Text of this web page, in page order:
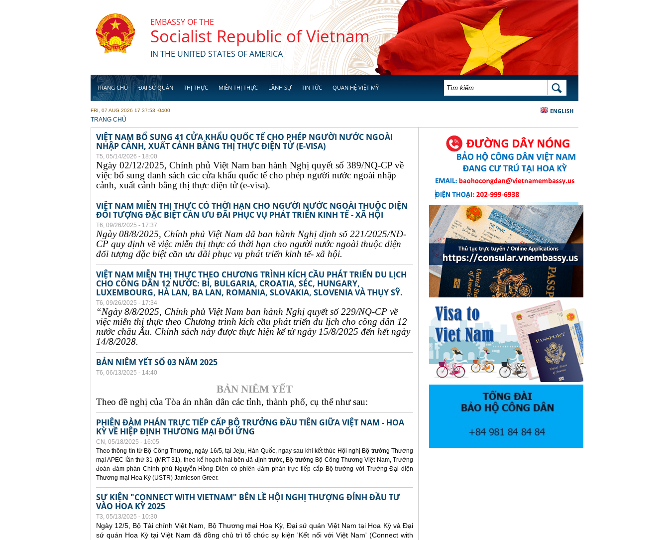
EMBASSY OF THE
Socialist Republic of Vietnam
IN THE UNITED STATES OF AMERICA
TRANG CHỦ ĐẠI SỨ QUÁN THỊ THỰC MIỄN THỊ THỰC LÃNH SỰ TIN TỨC QUAN HỆ VIỆT MỸ BIỂU MẪU TÌM KIẾM TÌM KIẾM
ENGLISH
FRI, 07 AUG 2026 17:37:53 -0400
YOU ARE HERE
TRANG CHỦ
VIỆT NAM BỔ SUNG 41 CỬA KHẨU QUỐC TẾ CHO PHÉP NGƯỜI NƯỚC NGOÀI
NHẬP CẢNH, XUẤT CẢNH BẰNG THỊ THỰC ĐIỆN TỬ (E-VISA)
T5, 05/14/2026 - 18:00
Ngày 02/12/2025, Chính phủ Việt Nam ban hành Nghị quyết số 389/NQ-CP về
việc bổ sung danh sách các cửa khẩu quốc tế cho phép người nước ngoài nhập
cảnh, xuất cảnh bằng thị thực điện tử (e-visa).
VIỆT NAM MIỄN THỊ THỰC CÓ THỜI HẠN CHO NGƯỜI NƯỚC NGOÀI THUỘC DIỆN
ĐỐI TƯỢNG ĐẶC BIỆT CẦN ƯU ĐÃI PHỤC VỤ PHÁT TRIỂN KINH TẾ - XÃ HỘI
T6, 09/26/2025 - 17:37
Ngày 08/8/2025, Chính phủ Việt Nam đã ban hành Nghị định số 221/2025/NĐ-
CP quy định về việc miễn thị thực có thời hạn cho người nước ngoài thuộc diện
đối tượng đặc biệt cần ưu đãi phục vụ phát triển kinh tế- xã hội.
VIỆT NAM MIỄN THỊ THỰC THEO CHƯƠNG TRÌNH KÍCH CẦU PHÁT TRIỂN DU LỊCH
CHO CÔNG DÂN 12 NƯỚC: BỈ, BULGARIA, CROATIA, SÉC, HUNGARY,
LUXEMBOURG, HÀ LAN, BA LAN, ROMANIA, SLOVAKIA, SLOVENIA VÀ THỤY SỸ.
T6, 09/26/2025 - 17:34
“Ngày 8/8/2025, Chính phủ Việt Nam ban hành Nghị quyết số 229/NQ-CP về
việc miễn thị thực theo Chương trình kích cầu phát triển du lịch cho công dân 12
nước châu Âu. Chính sách này được thực hiện kể từ ngày 15/8/2025 đến hết ngày
14/8/2028.
BẢN NIÊM YẾT SỐ 03 NĂM 2025
T6, 06/13/2025 - 14:40
BẢN NIÊM YẾT
Theo đề nghị của Tòa án nhân dân các tỉnh, thành phố, cụ thể như sau:
PHIÊN ĐÀM PHÁN TRỰC TIẾP CẤP BỘ TRƯỞNG ĐẦU TIÊN GIỮA VIỆT NAM - HOA
KỲ VỀ HIỆP ĐỊNH THƯƠNG MẠI ĐỐI ỨNG
CN, 05/18/2025 - 16:05
Theo thông tin từ Bộ Công Thương, ngày 16/5, tại Jeju, Hàn Quốc, ngay sau khi kết thúc Hội nghị Bộ trưởng Thương
mại APEC lần thứ 31 (MRT 31), theo kế hoạch hai bên đã định trước, Bộ trưởng Bộ Công Thương Việt Nam, Trưởng
đoàn đàm phán Chính phủ Nguyễn Hồng Diên có phiên đàm phán trực tiếp cấp Bộ trưởng với Trưởng Đại diện
Thương mại Hoa Kỳ (USTR) Jamieson Greer.
SỰ KIỆN "CONNECT WITH VIETNAM" BÊN LỀ HỘI NGHỊ THƯỢNG ĐỈNH ĐẦU TƯ
VÀO HOA KỲ 2025
T3, 05/13/2025 - 10:30
Ngày 12/5, Bộ Tài chính Việt Nam, Bộ Thương mại Hoa Kỳ, Đại sứ quán Việt Nam tại Hoa Kỳ và Đại
sứ quán Hoa Kỳ tại Việt Nam đã đồng chủ trì tổ chức sự kiện 'Kết nối với Việt Nam' (Connect with